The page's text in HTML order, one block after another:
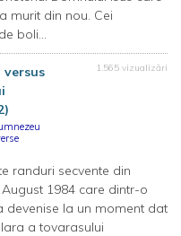
murit din nou. Cei
boli...
1.565 vizualizări
randuri secvente din
1984 care dintr-o
devenise la un moment dat
a tovarasului